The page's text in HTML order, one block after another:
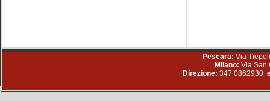
Pescara: Via
Milano: Via San
Direzione: 347 0862930